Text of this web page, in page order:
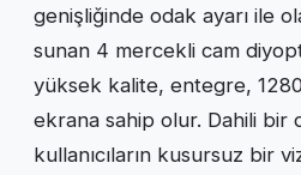
genişliğinde odak ayarı ile
sunan 4 mercekli cam
yüksek kalite, entegre,
ekrana sahip olur. Dahili bir
kullanıcıların kusursuz bir